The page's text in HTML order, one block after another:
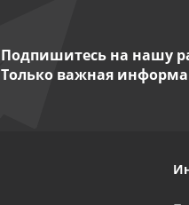
Подпишитесь на нашу
Только важная